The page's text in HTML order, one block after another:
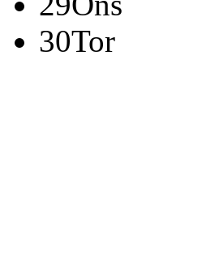
30Tor